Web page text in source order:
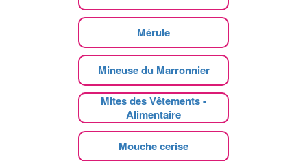
Mérule
Mineuse du Marronnier
Mites des Vêtements -
Alimentaire
Mouche cerise